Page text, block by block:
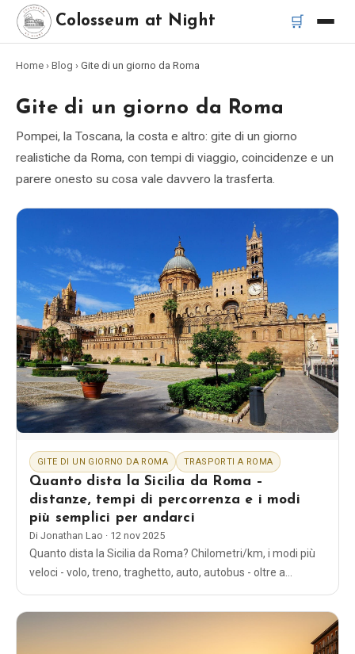
Colosseum at Night 🛒
Home
Migliori tour
Migliori tour notturni del Colosseo
Migliori tour a Roma
Bus turistico Roma
Tour in Vespa Roma
Catacombe di Roma
Blog
Negozio
Tutti i souvenir
Posters
T-Shirts
Fridge Magnets
Home › Blog › Gite di un giorno da Roma
Gite di un giorno da Roma
Pompei, la Toscana, la costa e altro: gite di un giorno
realistiche da Roma, con tempi di viaggio, coincidenze e un
parere onesto su cosa vale davvero la trasferta.
GITE DI UN GIORNO DA ROMA TRASPORTI A ROMA
Quanto dista la Sicilia da Roma –
distanze, tempi di percorrenza e i modi
più semplici per andarci
Di Jonathan Lao · 12 nov 2025
Quanto dista la Sicilia da Roma? Chilometri/km, i modi più
veloci - volo, treno, traghetto, auto, autobus - oltre a